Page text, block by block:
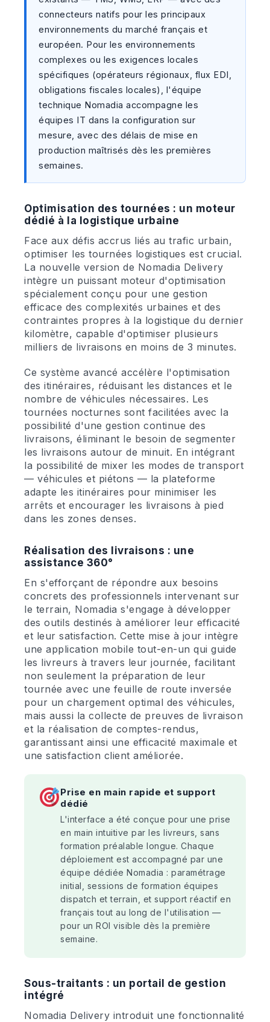
connecteurs natifs pour les principaux
environnements du marché français et
européen. Pour les environnements
complexes ou les exigences locales
spécifiques (opérateurs régionaux, flux EDI,
obligations fiscales locales), l'équipe
technique Nomadia accompagne les
équipes IT dans la configuration sur
mesure, avec des délais de mise en
production maîtrisés dès les premières
semaines.
Optimisation des tournées : un moteur
dédié à la logistique urbaine
Face aux défis accrus liés au trafic urbain,
optimiser les tournées logistiques est crucial.
La nouvelle version de Nomadia Delivery
intègre un puissant moteur d'optimisation
spécialement conçu pour une gestion
efficace des complexités urbaines et des
contraintes propres à la logistique du dernier
kilomètre, capable d'optimiser plusieurs
milliers de livraisons en moins de 3 minutes.
Ce système avancé accélère l'optimisation
des itinéraires, réduisant les distances et le
nombre de véhicules nécessaires. Les
tournées nocturnes sont facilitées avec la
possibilité d'une gestion continue des
livraisons, éliminant le besoin de segmenter
les livraisons autour de minuit. En intégrant
la possibilité de mixer les modes de transport
— véhicules et piétons — la plateforme
adapte les itinéraires pour minimiser les
arrêts et encourager les livraisons à pied
dans les zones denses.
Réalisation des livraisons : une
assistance 360°
En s'efforçant de répondre aux besoins
concrets des professionnels intervenant sur
le terrain, Nomadia s'engage à développer
des outils destinés à améliorer leur efficacité
et leur satisfaction. Cette mise à jour intègre
une application mobile tout-en-un qui guide
les livreurs à travers leur journée, facilitant
non seulement la préparation de leur
tournée avec une feuille de route inversée
pour un chargement optimal des véhicules,
mais aussi la collecte de preuves de livraison
et la réalisation de comptes-rendus,
garantissant ainsi une efficacité maximale et
une satisfaction client améliorée.
Prise en main rapide et support
dédié
L'interface a été conçue pour une prise
en main intuitive par les livreurs, sans
formation préalable longue. Chaque
déploiement est accompagné par une
équipe dédiée Nomadia : paramétrage
initial, sessions de formation équipes
dispatch et terrain, et support réactif en
français tout au long de l'utilisation —
pour un ROI visible dès la première
semaine.
Sous-traitants : un portail de gestion
intégré
Nomadia Delivery introduit une fonctionnalité